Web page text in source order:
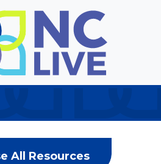
All Resources